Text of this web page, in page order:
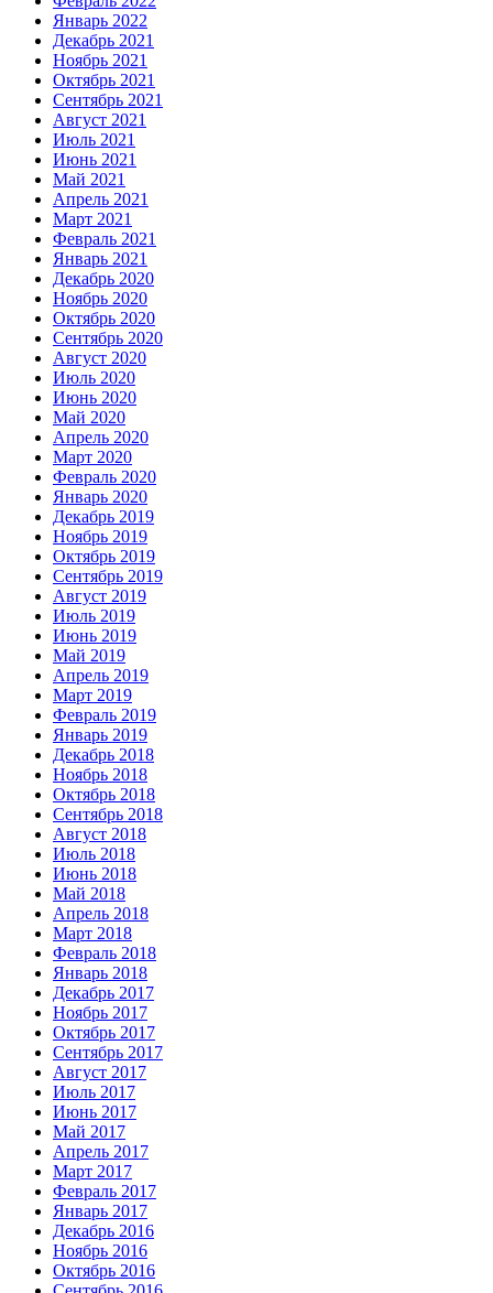
Январь 2022
Декабрь 2021
Ноябрь 2021
Октябрь 2021
Сентябрь 2021
Август 2021
Июль 2021
Июнь 2021
Май 2021
Апрель 2021
Март 2021
Февраль 2021
Январь 2021
Декабрь 2020
Ноябрь 2020
Октябрь 2020
Сентябрь 2020
Август 2020
Июль 2020
Июнь 2020
Май 2020
Апрель 2020
Март 2020
Февраль 2020
Январь 2020
Декабрь 2019
Ноябрь 2019
Октябрь 2019
Сентябрь 2019
Август 2019
Июль 2019
Июнь 2019
Май 2019
Апрель 2019
Март 2019
Февраль 2019
Январь 2019
Декабрь 2018
Ноябрь 2018
Октябрь 2018
Сентябрь 2018
Август 2018
Июль 2018
Июнь 2018
Май 2018
Апрель 2018
Март 2018
Февраль 2018
Январь 2018
Декабрь 2017
Ноябрь 2017
Октябрь 2017
Сентябрь 2017
Август 2017
Июль 2017
Июнь 2017
Май 2017
Апрель 2017
Март 2017
Февраль 2017
Январь 2017
Декабрь 2016
Ноябрь 2016
Октябрь 2016